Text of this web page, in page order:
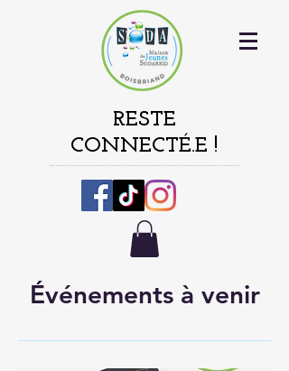
RESTE
CONNECTÉ.E !
Événements à venir